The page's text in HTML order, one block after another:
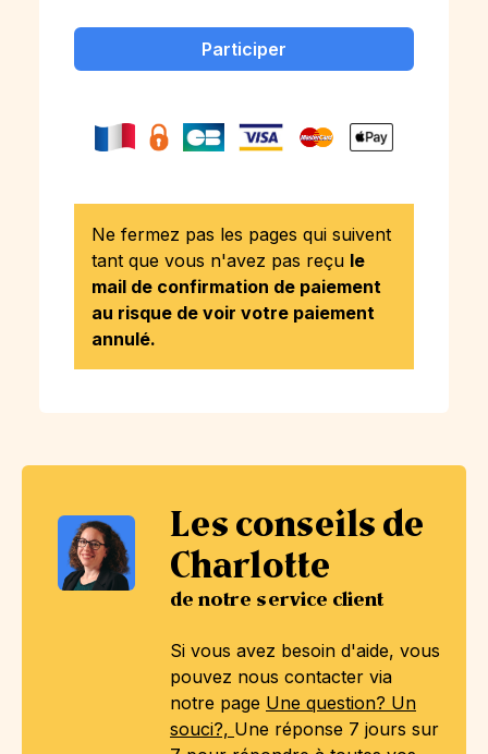
Les conseils de
Charlotte
de notre service client
Si vous avez besoin d'aide, vous
pouvez nous contacter via
notre page Une question? Un
souci?, Une réponse 7 jours sur
Participer
Ne fermez pas les pages qui suivent
tant que vous n'avez pas reçu le
mail de confirmation de paiement
au risque de voir votre paiement
annulé.